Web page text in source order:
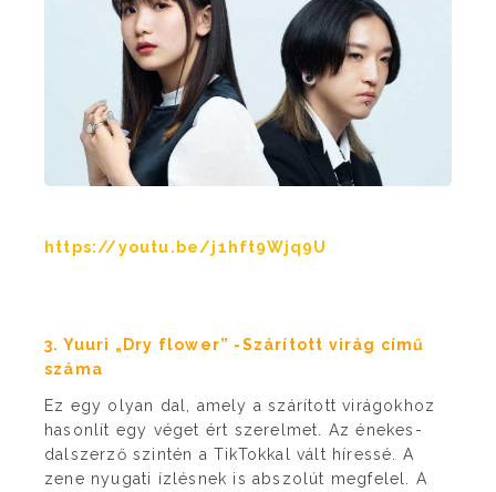
https://youtu.be/j1hft9Wjq9U
3. Yuuri „Dry flower” -Szárított virág című
száma
Ez egy olyan dal, amely a szárított virágokhoz
hasonlít egy véget ért szerelmet. Az énekes-
dalszerző szintén a TikTokkal vált híressé. A
zene nyugati ízlésnek is abszolút megfelel. A